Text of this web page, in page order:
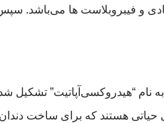
و فیبروبلاست ها می‌باشد. سپس
نام “هیدروکسی‌آپاتیت” تشکیل